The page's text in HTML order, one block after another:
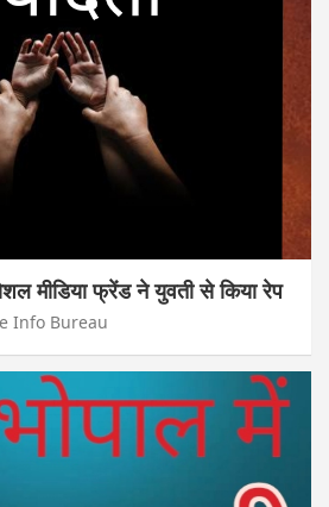
मीडिया फ्रेंड ने युवती से किया रेप
Info Bureau